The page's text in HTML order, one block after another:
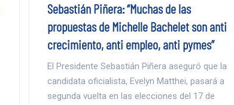
Sebastián Piñera: “Muchas de las
propuestas de Michelle Bachelet son anti
crecimiento, anti empleo, anti pymes”
El Presidente Sebastián Piñera aseguró que la
candidata oficialista, Evelyn Matthei, pasará a
segunda vuelta en las elecciones del 17 de